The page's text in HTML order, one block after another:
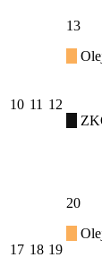
10 11 12
13
17 18 19
20